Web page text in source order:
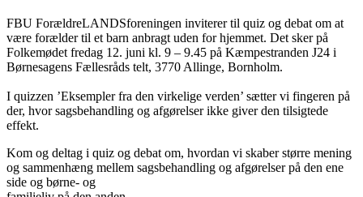
FBU ForældreLANDSforeningen inviterer til quiz og debat om at
være forælder til et barn anbragt uden for hjemmet. Det sker på
Folkemødet fredag 12. juni kl. 9 – 9.45 på Kæmpestranden J24 i
Børnesagens Fællesråds telt, 3770 Allinge, Bornholm.
I quizzen ’Eksempler fra den virkelige verden’ sætter vi fingeren på
der, hvor sagsbehandling og afgørelser ikke giver den tilsigtede
effekt.
Kom og deltag i quiz og debat om, hvordan vi skaber større mening
og sammenhæng mellem sagsbehandling og afgørelser på den ene
side og børne- og